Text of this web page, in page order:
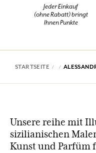
Jeder Einkauf
(ohne Rabatt) bringt
Ihnen Punkte
STARTSEITE
Unsere reihe mit
sizilianischen
Kunst und Parfüm